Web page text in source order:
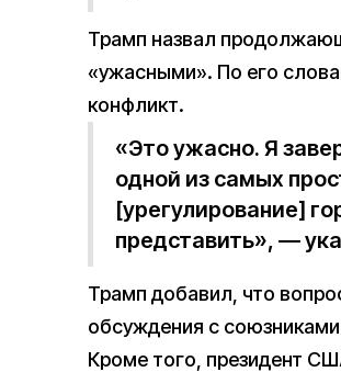
Трамп назвал
«ужасными». По его
конфликт.
«Это ужасно. Я
одной из самых
[урегулирование]
представить», —
Трамп добавил, что
обсуждения с
Кроме того, президент